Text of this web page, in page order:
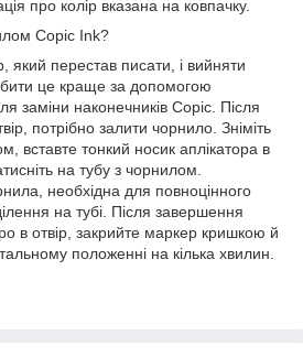
про колір вказана на ковпачку.
Copic Ink?
який перестав писати, і вийняти
це краще за допомогою
заміни наконечників Copic. Після
потрібно залити чорнило. Зніміть
вставте тонкий носик аплікатора в
на тубу з чорнилом.
необхідна для повноцінного
на тубі. Після завершення
в отвір, закрийте маркер кришкою й
положенні на кілька хвилин.